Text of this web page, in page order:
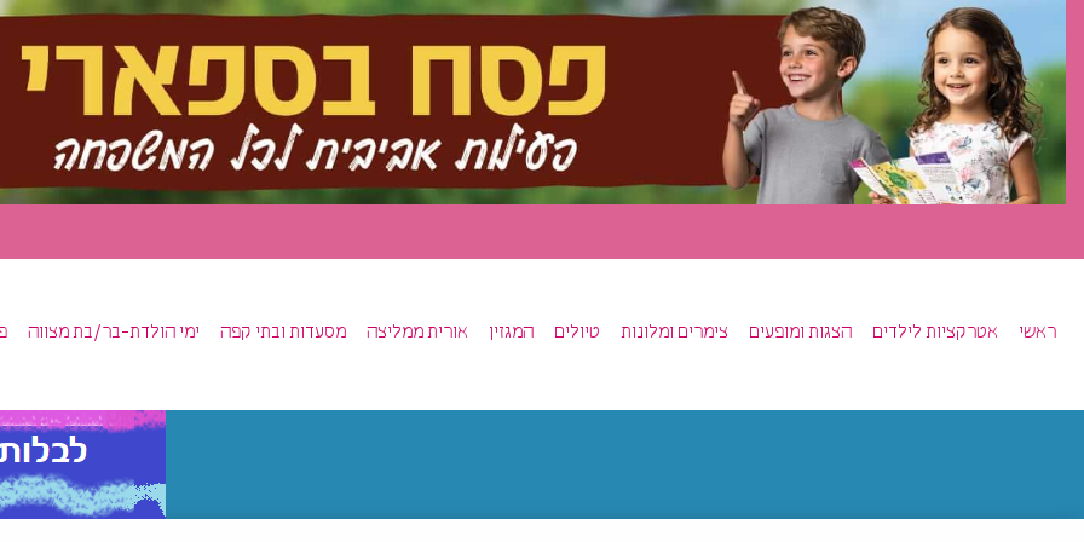
ראשי אטרקציות לילדים הצגות ומופעים צימרים ומלונות טיולים המגזין אורית ממליצה מסעדות ובתי קפה ימי הולדת-בר/בת מצווה